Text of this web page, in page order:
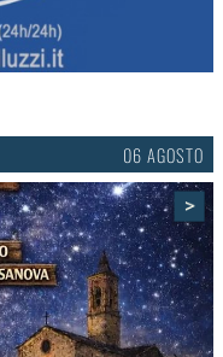
03 AGOSTO
>